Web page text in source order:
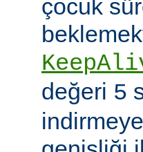
çocuk
değeri 5